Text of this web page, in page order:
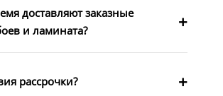
доставляют заказные
и ламината?
рассрочки?